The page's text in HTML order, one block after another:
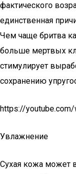
фактического
единственная
Чем чаще бритва
больше мертвых
стимулирует
сохранению
https://youtube.com/
Увлажнение
Сухая кожа может